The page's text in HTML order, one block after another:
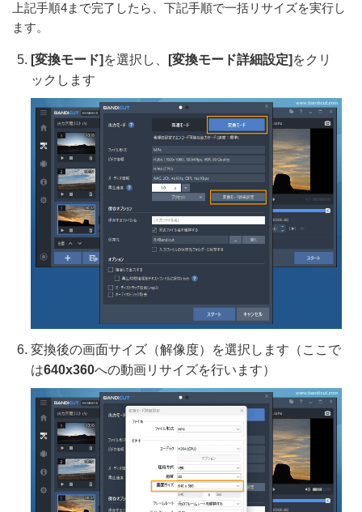
上記手順4まで完了したら、下記手順で一括リサイズを実行し
ます。
[変換モード] を選択し、 [変換モード詳細設定] をクリ
ックします
変換後の画面サイズ（解像度）を選択します（ここで
は640x360への動画リサイズを行います）